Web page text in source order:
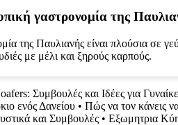
γαστρονομία της
της Παυλιανής είναι πλούσια σε
με μέλι και ξηρούς καρπούς.
Συμβουλές και Ιδέες για
ενός Δανείου • Πώς να τον κάνεις
και Συμβουλές • Εξωμητρια